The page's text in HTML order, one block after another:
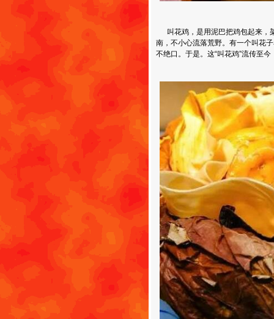
叫花鸡，是用泥巴把鸡包起来，
南，不小心流落荒野。有一个叫花
不绝口。于是。这“叫花鸡”流传至